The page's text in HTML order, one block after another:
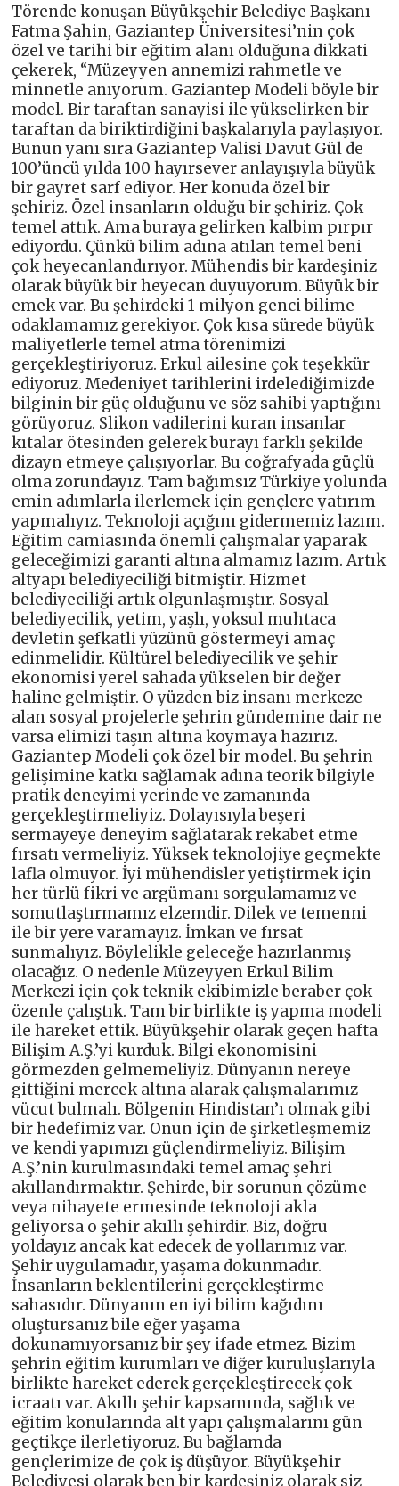
Törende konuşan Büyükşehir Belediye Başkanı
Fatma Şahin, Gaziantep Üniversitesi’nin çok
özel ve tarihi bir eğitim alanı olduğuna dikkati
çekerek, “Müzeyyen annemizi rahmetle ve
minnetle anıyorum. Gaziantep Modeli böyle bir
model. Bir taraftan sanayisi ile yükselirken bir
taraftan da biriktirdiğini başkalarıyla paylaşıyor.
Bunun yanı sıra Gaziantep Valisi Davut Gül de
100’üncü yılda 100 hayırsever anlayışıyla büyük
bir gayret sarf ediyor. Her konuda özel bir
şehiriz. Özel insanların olduğu bir şehiriz. Çok
temel attık. Ama buraya gelirken kalbim pırpır
ediyordu. Çünkü bilim adına atılan temel beni
çok heyecanlandırıyor. Mühendis bir kardeşiniz
olarak büyük bir heyecan duyuyorum. Büyük bir
emek var. Bu şehirdeki 1 milyon genci bilime
odaklamamız gerekiyor. Çok kısa sürede büyük
maliyetlerle temel atma törenimizi
gerçekleştiriyoruz. Erkul ailesine çok teşekkür
ediyoruz. Medeniyet tarihlerini irdelediğimizde
bilginin bir güç olduğunu ve söz sahibi yaptığını
görüyoruz. Slikon vadilerini kuran insanlar
kıtalar ötesinden gelerek burayı farklı şekilde
dizayn etmeye çalışıyorlar. Bu coğrafyada güçlü
olma zorundayız. Tam bağımsız Türkiye yolunda
emin adımlarla ilerlemek için gençlere yatırım
yapmalıyız. Teknoloji açığını gidermemiz lazım.
Eğitim camiasında önemli çalışmalar yaparak
geleceğimizi garanti altına almamız lazım. Artık
altyapı belediyeciliği bitmiştir. Hizmet
belediyeciliği artık olgunlaşmıştır. Sosyal
belediyecilik, yetim, yaşlı, yoksul muhtaca
devletin şefkatli yüzünü göstermeyi amaç
edinmelidir. Kültürel belediyecilik ve şehir
ekonomisi yerel sahada yükselen bir değer
haline gelmiştir. O yüzden biz insanı merkeze
alan sosyal projelerle şehrin gündemine dair ne
varsa elimizi taşın altına koymaya hazırız.
Gaziantep Modeli çok özel bir model. Bu şehrin
gelişimine katkı sağlamak adına teorik bilgiyle
pratik deneyimi yerinde ve zamanında
gerçekleştirmeliyiz. Dolayısıyla beşeri
sermayeye deneyim sağlatarak rekabet etme
fırsatı vermeliyiz. Yüksek teknolojiye geçmekte
lafla olmuyor. İyi mühendisler yetiştirmek için
her türlü fikri ve argümanı sorgulamamız ve
somutlaştırmamız elzemdir. Dilek ve temenni
ile bir yere varamayız. İmkan ve fırsat
sunmalıyız. Böylelikle geleceğe hazırlanmış
olacağız. O nedenle Müzeyyen Erkul Bilim
Merkezi için çok teknik ekibimizle beraber çok
özenle çalıştık. Tam bir birlikte iş yapma modeli
ile hareket ettik. Büyükşehir olarak geçen hafta
Bilişim A.Ş.’yi kurduk. Bilgi ekonomisini
görmezden gelmemeliyiz. Dünyanın nereye
gittiğini mercek altına alarak çalışmalarımız
vücut bulmalı. Bölgenin Hindistan’ı olmak gibi
bir hedefimiz var. Onun için de şirketleşmemiz
ve kendi yapımızı güçlendirmeliyiz. Bilişim
A.Ş.’nin kurulmasındaki temel amaç şehri
akıllandırmaktır. Şehirde, bir sorunun çözüme
veya nihayete ermesinde teknoloji akla
geliyorsa o şehir akıllı şehirdir. Biz, doğru
yoldayız ancak kat edecek de yollarımız var.
Şehir uygulamadır, yaşama dokunmadır.
İnsanların beklentilerini gerçekleştirme
sahasıdır. Dünyanın en iyi bilim kağıdını
oluştursanız bile eğer yaşama
dokunamıyorsanız bir şey ifade etmez. Bizim
şehrin eğitim kurumları ve diğer kuruluşlarıyla
birlikte hareket ederek gerçekleştirecek çok
icraatı var. Akıllı şehir kapsamında, sağlık ve
eğitim konularında alt yapı çalışmalarını gün
geçtikçe ilerletiyoruz. Bu bağlamda
gençlerimize de çok iş düşüyor. Büyükşehir
Belediyesi olarak ben bir kardeşiniz olarak siz